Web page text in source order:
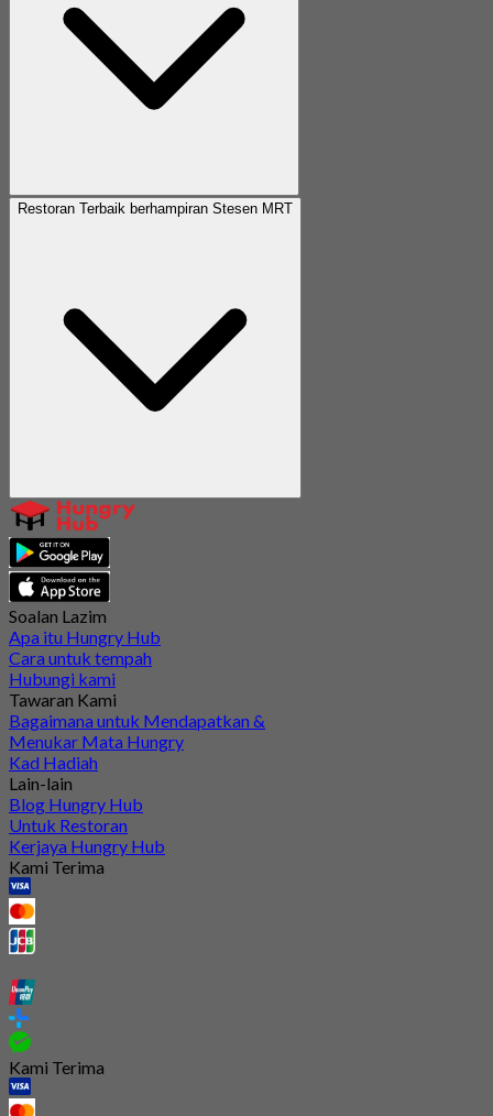
Restoran Terbaik berhampiran Stesen MRT
Soalan Lazim
Apa itu Hungry Hub
Cara untuk tempah
Hubungi kami
Tawaran Kami
Bagaimana untuk Mendapatkan &
Menukar Mata Hungry
Kad Hadiah
Lain-lain
Blog Hungry Hub
Untuk Restoran
Kerjaya Hungry Hub
Kami Terima
Kami Terima